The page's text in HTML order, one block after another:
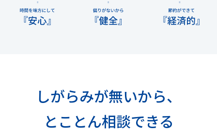
しがらみが無いから、
とことん相談できる